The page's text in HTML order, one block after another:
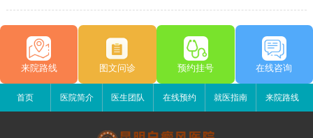
来院路线 图文问诊 预约挂号 在线咨询
首页 医院简介 医生团队 在线预约 就医指南 来院路线